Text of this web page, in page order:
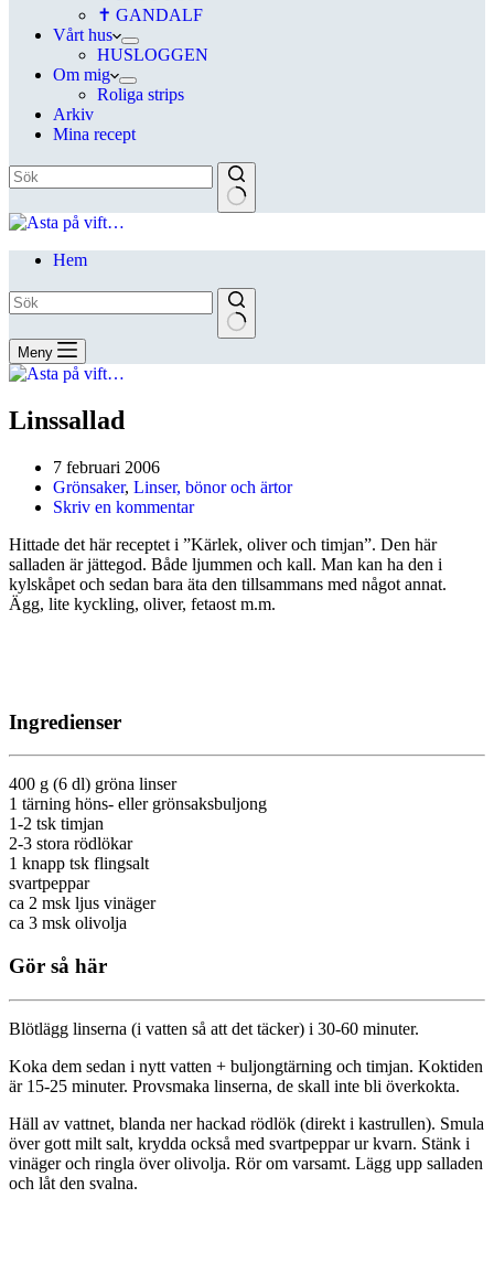
✝ GANDALF
Vårt hus
HUSLOGGEN
Om mig
Roliga strips
Arkiv
Mina recept
Hem
Meny
Linssallad
7 februari 2006
Grönsaker, Linser, bönor och ärtor
Skriv en kommentar
Hittade det här receptet i ”Kärlek, oliver och timjan”. Den här
salladen är jättegod. Både ljummen och kall. Man kan ha den i
kylskåpet och sedan bara äta den tillsammans med något annat.
Ägg, lite kyckling, oliver, fetaost m.m.
Ingredienser
400 g (6 dl) gröna linser
1 tärning höns- eller grönsaksbuljong
1-2 tsk timjan
2-3 stora rödlökar
1 knapp tsk flingsalt
svartpeppar
ca 2 msk ljus vinäger
ca 3 msk olivolja
Gör så här
Blötlägg linserna (i vatten så att det täcker) i 30-60 minuter.
Koka dem sedan i nytt vatten + buljongtärning och timjan. Koktiden
är 15-25 minuter. Provsmaka linserna, de skall inte bli överkokta.
Häll av vattnet, blanda ner hackad rödlök (direkt i kastrullen). Smula
över gott milt salt, krydda också med svartpeppar ur kvarn. Stänk i
vinäger och ringla över olivolja. Rör om varsamt. Lägg upp salladen
och låt den svalna.